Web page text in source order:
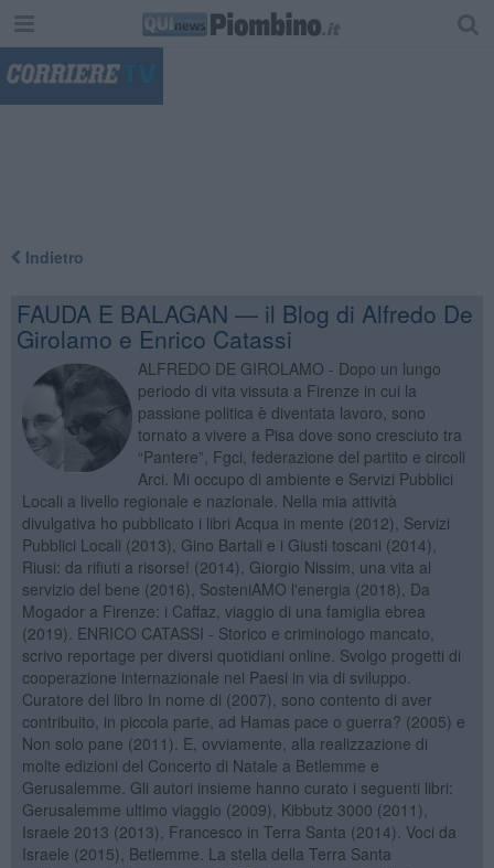
Indietro
FAUDA E BALAGAN — il Blog di Alfredo De
Girolamo e Enrico Catassi
ALFREDO DE GIROLAMO - Dopo un lungo
periodo di vita vissuta a Firenze in cui la
passione politica è diventata lavoro, sono
tornato a vivere a Pisa dove sono cresciuto tra
“Pantere”, Fgci, federazione del partito e circoli
Arci. Mi occupo di ambiente e Servizi Pubblici
Locali a livello regionale e nazionale. Nella mia attività
divulgativa ho pubblicato i libri Acqua in mente (2012), Servizi
Pubblici Locali (2013), Gino Bartali e i Giusti toscani (2014),
Riusi: da rifiuti a risorse! (2014), Giorgio Nissim, una vita al
servizio del bene (2016), SosteniAMO l'energia (2018), Da
Mogador a Firenze: i Caffaz, viaggio di una famiglia ebrea
(2019). ENRICO CATASSI - Storico e criminologo mancato,
scrivo reportage per diversi quotidiani online. Svolgo progetti di
cooperazione internazionale nei Paesi in via di sviluppo.
Curatore del libro In nome di (2007), sono contento di aver
contribuito, in piccola parte, ad Hamas pace o guerra? (2005) e
Non solo pane (2011). E, ovviamente, alla realizzazione di
molte edizioni del Concerto di Natale a Betlemme e
Gerusalemme. Gli autori insieme hanno curato i seguenti libri:
Gerusalemme ultimo viaggio (2009), Kibbutz 3000 (2011),
Israele 2013 (2013), Francesco in Terra Santa (2014). Voci da
Israele (2015), Betlemme. La stella della Terra Santa